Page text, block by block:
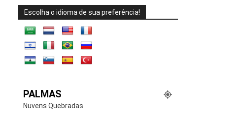
Escolha o idioma de sua preferência!
PALMAS
Nuvens Quebradas